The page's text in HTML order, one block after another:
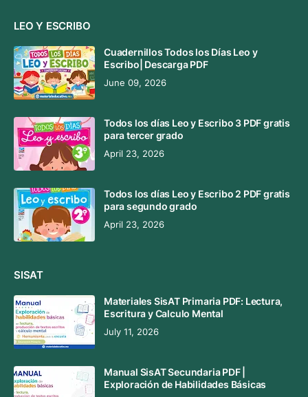
LEO Y ESCRIBO
Cuadernillos Todos los Días Leo y
Escribo| Descarga PDF
June 09, 2026
Todos los días Leo y Escribo 3 PDF gratis
para tercer grado
April 23, 2026
Todos los días Leo y Escribo 2 PDF gratis
para segundo grado
April 23, 2026
SISAT
Materiales SisAT Primaria PDF: Lectura,
Escritura y Calculo Mental
July 11, 2026
Manual SisAT Secundaria PDF |
Exploración de Habilidades Básicas